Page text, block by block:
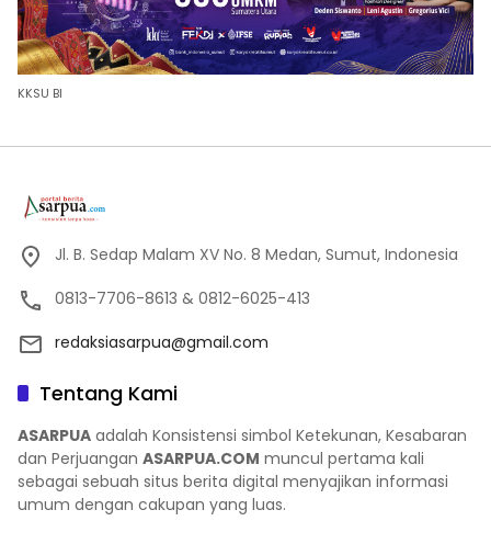
KKSU BI
Jl. B. Sedap Malam XV No. 8 Medan, Sumut, Indonesia
0813-7706-8613 & 0812-6025-413
redaksiasarpua@gmail.com
Tentang Kami
ASARPUA adalah Konsistensi simbol Ketekunan, Kesabaran
dan Perjuangan ASARPUA.COM muncul pertama kali
sebagai sebuah situs berita digital menyajikan informasi
umum dengan cakupan yang luas.